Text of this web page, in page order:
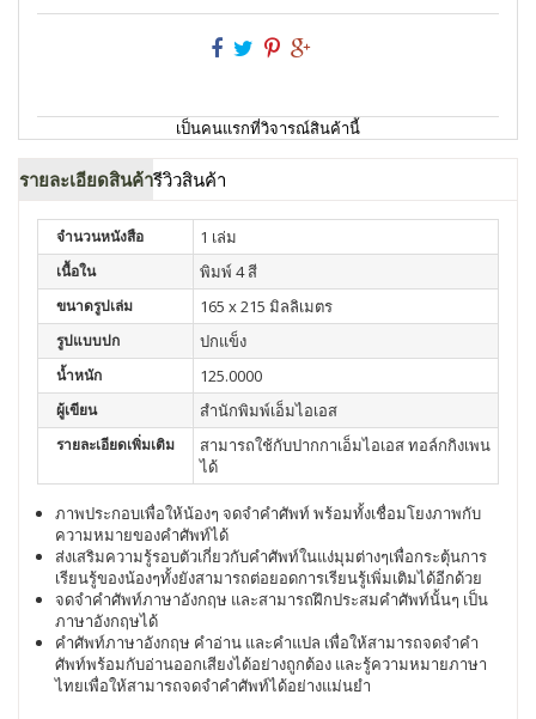
เป็นคนแรกที่วิจารณ์สินค้านี้
รายละเอียดสินค้ารีวิวสินค้า
จำนวนหนังสือ 1 เล่ม
เนื้อใน พิมพ์ 4 สี
ขนาดรูปเล่ม 165 x 215 มิลลิเมตร
รูปแบบปก ปกแข็ง
น้ำหนัก 125.0000
ผู้เขียน สำนักพิมพ์เอ็มไอเอส
รายละเอียดเพิ่มเติม
สามารถใช้กับปากกาเอ็มไอเอส ทอล์กกิงเพน
ได้
ภาพประกอบเพื่อให้น้องๆ จดจำคำศัพท์ พร้อมทั้งเชื่อมโยงภาพกับ
ความหมายของคำศัพท์ได้
ส่งเสริมความรู้รอบตัวเกี่ยวกับคำศัพท์ในแง่มุมต่างๆเพื่อกระตุ้นการ
เรียนรู้ของน้องๆทั้งยังสามารถต่อยอดการเรียนรู้เพิ่มเติมได้อีกด้วย
จดจำคำศัพท์ภาษาอังกฤษ และสามารถฝึกประสมคำศัพท์นั้นๆ เป็น
ภาษาอังกฤษได้
คำศัพท์ภาษาอังกฤษ คำอ่าน และคำแปล เพื่อให้สามารถจดจำคำ
ศัพท์พร้อมกับอ่านออกเสียงได้อย่างถูกต้อง และรู้ความหมายภาษา
ไทยเพื่อให้สามารถจดจำคำศัพท์ได้อย่างแม่นยำ